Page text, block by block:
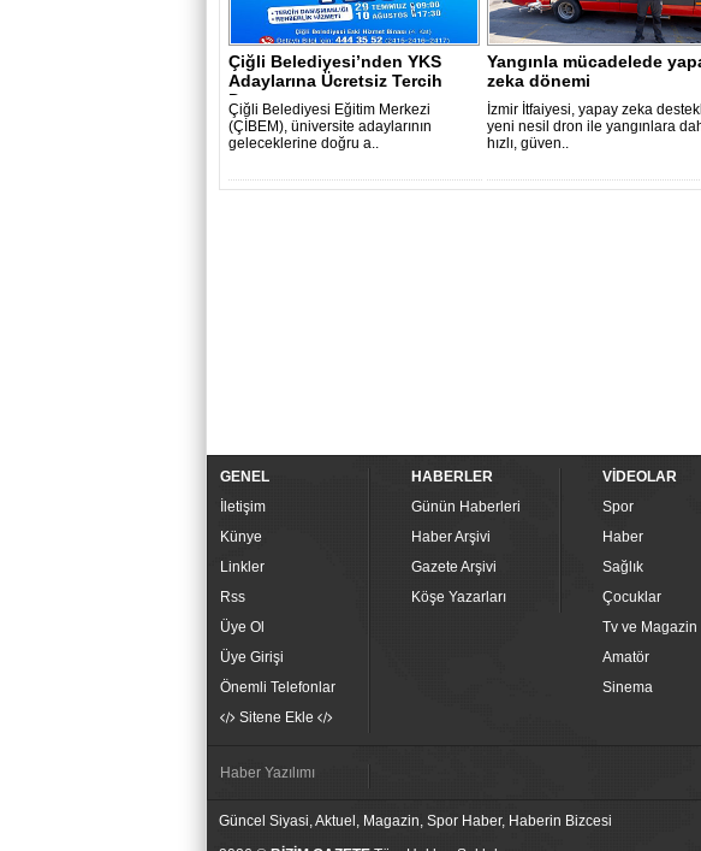
Çiğli Belediyesi’nden YKS
Adaylarına Ücretsiz Tercih
Danışma..
Çiğli Belediyesi Eğitim Merkezi
(ÇİBEM), üniversite adaylarının
geleceklerine doğru a..
Yangınla mücadelede
zeka dönemi
İzmir İtfaiyesi, yapay zeka
yeni nesil dron ile yangınlara
hızlı, güven..
GENEL
İletişim
Künye
Linkler
Rss
Üye Ol
Üye Girişi
Önemli Telefonlar
Sitene Ekle
HABERLER
Günün Haberleri
Haber Arşivi
Gazete Arşivi
Köşe Yazarları
VİDEOLAR
Spor
Haber
Sağlık
Çocuklar
Tv ve Magazin
Amatör
Sinema
Haber Yazılımı
Güncel Siyasi, Aktuel, Magazin, Spor Haber, Haberin Bizcesi